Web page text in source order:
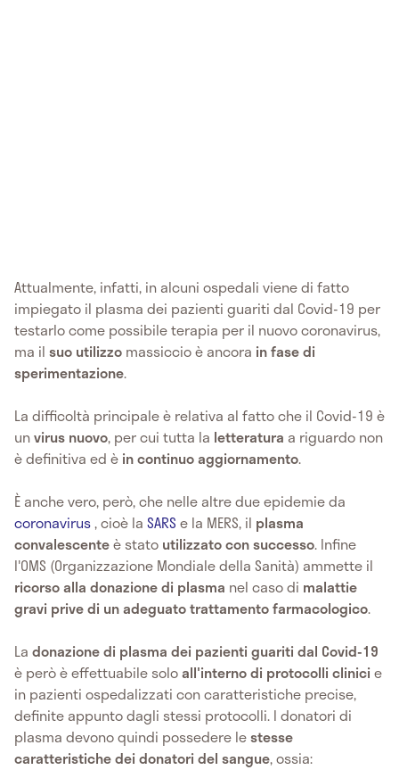
Attualmente, infatti, in alcuni ospedali viene di fatto
impiegato il plasma dei pazienti guariti dal Covid-19 per
testarlo come possibile terapia per il nuovo coronavirus,
ma il suo utilizzo massiccio è ancora in fase di
sperimentazione.
La difficoltà principale è relativa al fatto che il Covid-19 è
unvirus nuovo, per cui tutta la letteratura a riguardo non
è definitiva ed è in continuo aggiornamento.
È anche vero, però, che nelle altre due epidemie da
coronavirus, cioè la SARS e la MERS, il plasma
convalescenteè stato utilizzato con successo. Infine
l'OMS (Organizzazione Mondiale della Sanità) ammette il
ricorso alla donazione di plasma nel caso di malattie
gravi prive di un adeguato trattamento farmacologico.
La donazione di plasma dei pazienti guariti dal Covid-19
è però è effettuabile soloall'interno di protocolli clinicie
in pazienti ospedalizzati con caratteristiche precise,
definite appunto dagli stessi protocolli. I donatori di
plasma devono quindi possedere lestesse
caratteristiche dei donatori del sangue, ossia: